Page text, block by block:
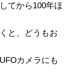
てから100年ほ
と、どうもお
カメラにも